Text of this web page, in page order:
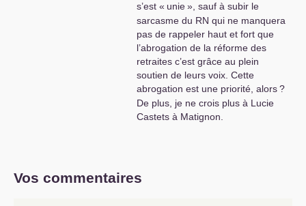
Au surplus Alimenter l’illusion d’une possible
politique progressiste est ce bien raisonnable
dans les conditions actuelles ?
Je pense donc qu’un grand débat sur cette
séquence électorale est indispensable au s’il du
précédé par une consultation tout aussi
indispensable de tous les communistes !!!
Un petit rappel des décisions prises au 38 eme
congrès et pas vraiment appliquées est à mon
s’est « unie», sauf à subir le
sarcasme du RN qui ne manquera
pas de rappeler haut et fort que
l’abrogation de la réforme des
retraites c’est grâce au plein
soutien de leurs voix. Cette
abrogation est une priorité, alors?
De plus, je ne crois plus à Lucie
Castets à Matignon.
Vos commentaires